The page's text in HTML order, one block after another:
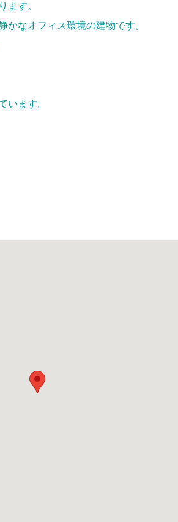
ます。
かなオフィス環境の建物です。
います。